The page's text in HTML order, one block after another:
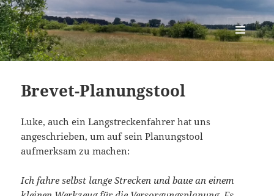
Berlin-Brandenburg Randonneure
MENÜ
UND
Brevet-Planungstool
Luke, auch ein Langstreckenfahrer hat uns
angeschrieben, um auf sein Planungstool
aufmerksam zu machen:
Ich fahre selbst lange Strecken und baue an einem